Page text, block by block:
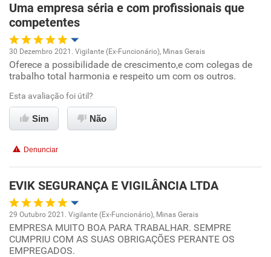
Recomenda esta empresa
Uma empresa séria e com profissionais que
competentes
Oportunidade de promoção
Ambiente de trabalho
Conciliação com a vida familiar
Recomenda esta empresa
Recomenda a diretoria
30 Dezembro 2021. Vigilante (Ex-Funcionário), Minas Gerais
Oferece a possibilidade de crescimento,e com colegas de
trabalho total harmonia e respeito um com os outros.
Esta avaliação foi útil?
Sim Não
Denunciar
EVIK SEGURANÇA E VIGILÂNCIA LTDA
Oportunidade de promoção
29 Outubro 2021. Vigilante (Ex-Funcionário), Minas Gerais
EMPRESA MUITO BOA PARA TRABALHAR. SEMPRE
CUMPRIU COM AS SUAS OBRIGAÇÕES PERANTE OS
EMPREGADOS.